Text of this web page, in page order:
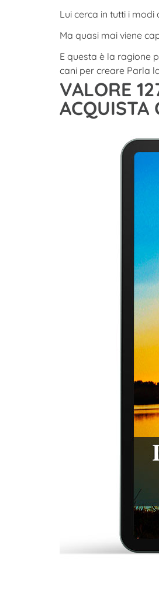
Lui cerca in tutti i
Ma quasi mai viene
E questa è la ragione
cani per creare Parla
VALORE
ACQUISTA